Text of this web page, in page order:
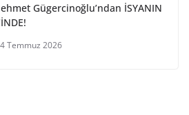
Gügercinoğlu’ndan İSYANIN
4 Temmuz 2026